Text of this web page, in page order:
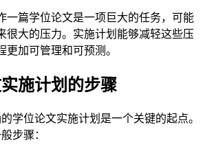
一篇学位论文是一项巨大的任务，可能
很大的压力。实施计划能够减轻这些压
更加可管理和可预测。
施计划的步骤
学位论文实施计划是一个关键的起点。
步骤：